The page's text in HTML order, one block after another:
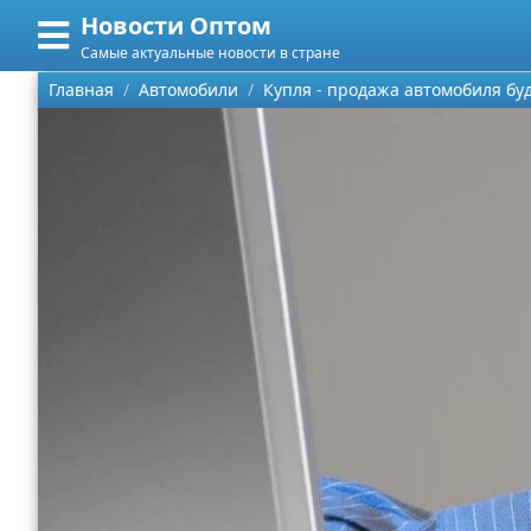
Новости Оптом
Самые актуальные новости в стране
Меню
Главная
Информационные технологии
Условия предоставления информации
Главная Автомобили Купля - продажа автомобиля